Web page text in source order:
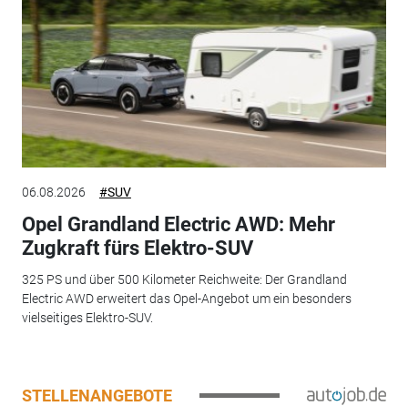
06.08.2026 #SUV
Opel Grandland Electric AWD: Mehr
Zugkraft fürs Elektro-SUV
325 PS und über 500 Kilometer Reichweite: Der Grandland
Electric AWD erweitert das Opel-Angebot um ein besonders
vielseitiges Elektro-SUV.
STELLENANGEBOTE